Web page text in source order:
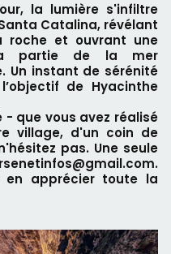
la lumière s'infiltre
Catalina, révélant
roche et ouvrant une
partie de la mer
Un instant de sérénité
de Hyacinthe
- que vous avez réalisé
village, d'un coin de
pas. Une seule
en apprécier toute la